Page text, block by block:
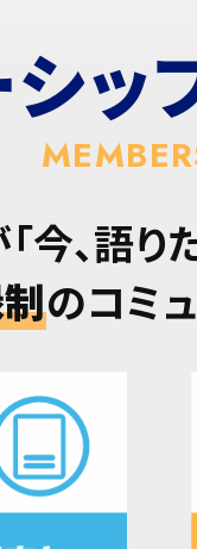
ッ
今、語り
のコミュ